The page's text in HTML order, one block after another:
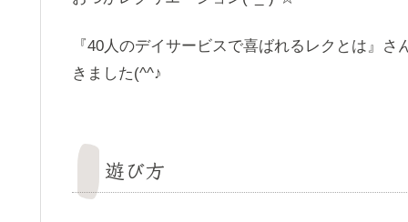
『40人のデイサービスで喜ばれるレクとは』
きました(^^♪
遊び方